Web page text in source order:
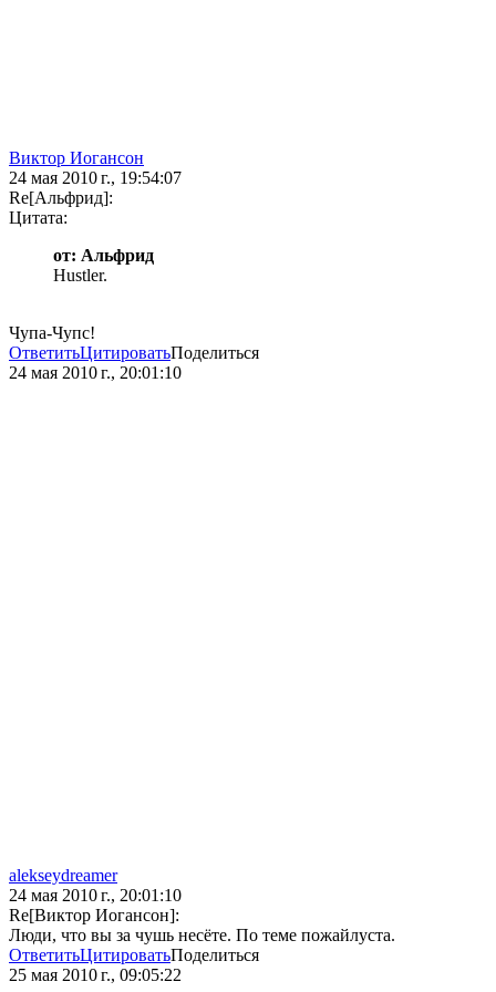
Виктор Иогансон
24 мая 2010 г., 19:54:07
Re[Альфрид]:
Цитата:
от: Альфрид
Hustler.
Чупа-Чупс!
ОтветитьЦитироватьПоделиться
24 мая 2010 г., 20:01:10
alekseydreamer
24 мая 2010 г., 20:01:10
Re[Виктор Иогансон]:
Люди, что вы за чушь несёте. По теме пожайлуста.
ОтветитьЦитироватьПоделиться
25 мая 2010 г., 09:05:22